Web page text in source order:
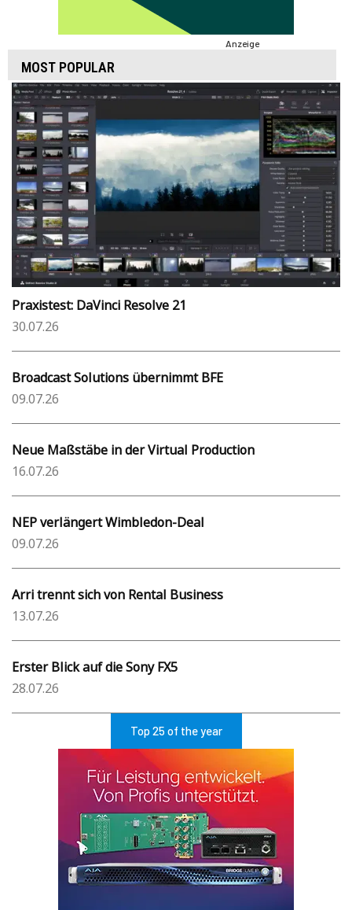
Anzeige
MOST POPULAR
Praxistest: DaVinci Resolve 21
30.07.26
Broadcast Solutions übernimmt BFE
09.07.26
Neue Maßstäbe in der Virtual Production
16.07.26
NEP verlängert Wimbledon-Deal
09.07.26
Arri trennt sich von Rental Business
13.07.26
Erster Blick auf die Sony FX5
28.07.26
Top 25 of the year